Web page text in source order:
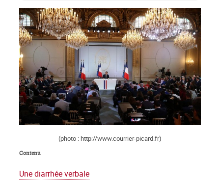
(photo : http://www.courrier-picard.fr)
Contenu
Une diarrhée verbale